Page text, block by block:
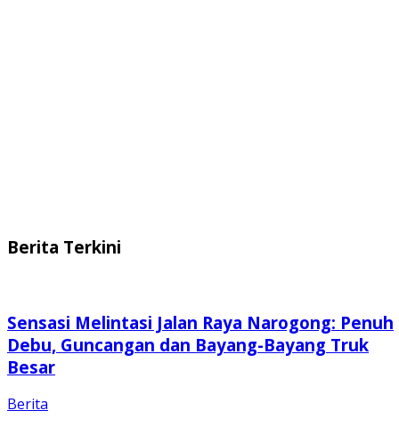
Berita Terkini
Sensasi Melintasi Jalan Raya Narogong: Penuh
Debu, Guncangan dan Bayang-Bayang Truk
Besar
Berita